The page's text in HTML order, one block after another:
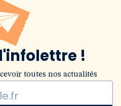
!
toutes nos actualités